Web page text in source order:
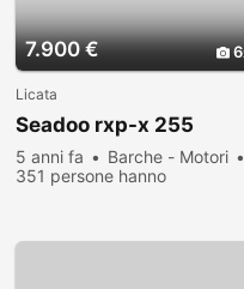
7.900 € 6
Licata
Seadoo rxp-x 255
5 anni fa
Barche - Motori
351 persone hanno